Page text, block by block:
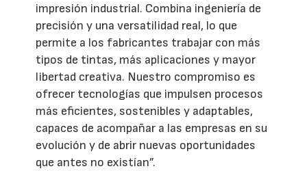
impresión industrial. Combina ingeniería de
precisión y una versatilidad real, lo que
permite a los fabricantes trabajar con más
tipos de tintas, más aplicaciones y mayor
libertad creativa. Nuestro compromiso es
ofrecer tecnologías que impulsen procesos
más eficientes, sostenibles y adaptables,
capaces de acompañar a las empresas en su
evolución y de abrir nuevas oportunidades
que antes no existían”.